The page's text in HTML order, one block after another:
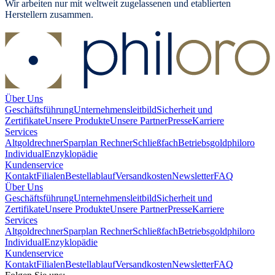
Wir arbeiten nur mit weltweit zugelassenen und etablierten
Herstellern zusammen.
Über Uns
GeschäftsführungUnternehmensleitbildSicherheit und
ZertifikateUnsere ProdukteUnsere PartnerPresseKarriere
Services
AltgoldrechnerSparplan RechnerSchließfachBetriebsgoldphiloro
IndividualEnzyklopädie
Kundenservice
KontaktFilialenBestellablaufVersandkostenNewsletterFAQ
Über Uns
GeschäftsführungUnternehmensleitbildSicherheit und
ZertifikateUnsere ProdukteUnsere PartnerPresseKarriere
Services
AltgoldrechnerSparplan RechnerSchließfachBetriebsgoldphiloro
IndividualEnzyklopädie
Kundenservice
KontaktFilialenBestellablaufVersandkostenNewsletterFAQ